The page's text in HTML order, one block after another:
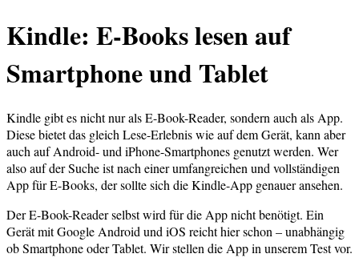
Kindle: E-Books lesen auf
Smartphone und Tablet
Kindle gibt es nicht nur als E-Book-Reader, sondern auch als App.
Diese bietet das gleich Lese-Erlebnis wie auf dem Gerät, kann aber
auch auf Android- und iPhone-Smartphones genutzt werden. Wer
also auf der Suche ist nach einer umfangreichen und vollständigen
App für E-Books, der sollte sich die Kindle-App genauer ansehen.
Der E-Book-Reader selbst wird für die App nicht benötigt. Ein
Gerät mit Google Android und iOS reicht hier schon – unabhängig
ob Smartphone oder Tablet. Wir stellen die App in unserem Test vor.